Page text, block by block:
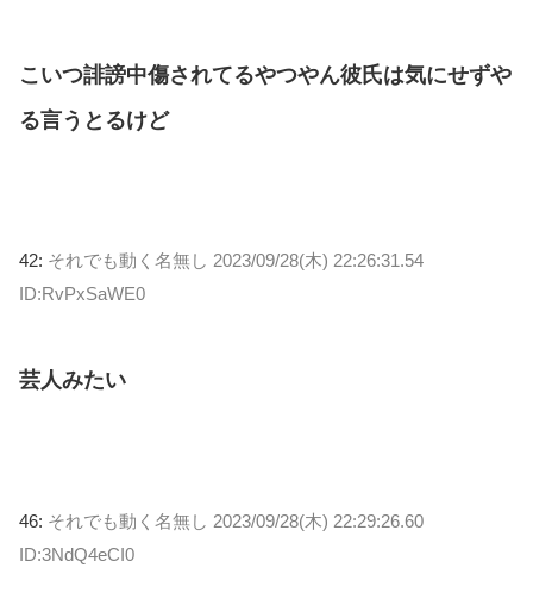
こいつ誹謗中傷されてるやつやん彼氏は気にせずや
る言うとるけど
42: それでも動く名無し 2023/09/28(木) 22:26:31.54
ID:RvPxSaWE0
芸人みたい
46: それでも動く名無し 2023/09/28(木) 22:29:26.60
ID:3NdQ4eCI0